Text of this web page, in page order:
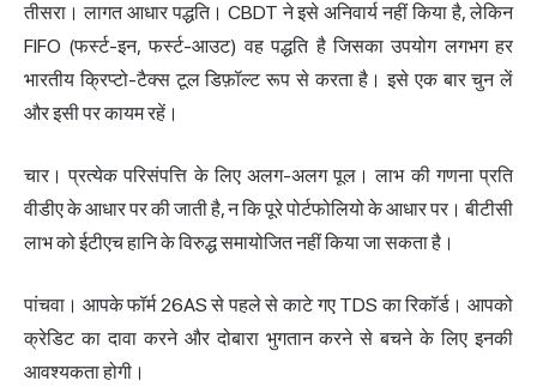
तीसरा। लागत आधार पद्धति। CBDT ने इसे अनिवार्य नहीं किया है, लेकिन
FIFO (फर्स्ट-इन, फर्स्ट-आउट) वह पद्धति है जिसका उपयोग लगभग हर
भारतीय क्रिप्टो-टैक्स टूल डिफ़ॉल्ट रूप से करता है। इसे एक बार चुन लें
और इसी पर कायम रहें।
चार। प्रत्येक परिसंपत्ति के लिए अलग-अलग पूल। लाभ की गणना प्रति
वीडीए के आधार पर की जाती है, न कि पूरे पोर्टफोलियो के आधार पर। बीटीसी
लाभ को ईटीएच हानि के विरुद्ध समायोजित नहीं किया जा सकता है।
पांचवा। आपके फॉर्म 26AS से पहले से काटे गए TDS का रिकॉर्ड। आपको
क्रेडिट का दावा करने और दोबारा भुगतान करने से बचने के लिए इनकी
आवश्यकता होगी।